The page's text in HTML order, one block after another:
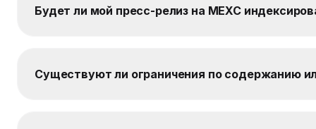
Будет ли мой пресс-релиз на MEXC
Существуют ли ограничения по содержанию